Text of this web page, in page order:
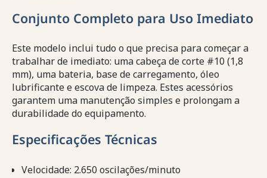
Conjunto Completo para Uso Imediato
Este modelo inclui tudo o que precisa para começar a
trabalhar de imediato: uma cabeça de corte #10 (1,8
mm), uma bateria, base de carregamento, óleo
lubrificante e escova de limpeza. Estes acessórios
garantem uma manutenção simples e prolongam a
durabilidade do equipamento.
Especificações Técnicas
Velocidade: 2.650 oscilações/minuto